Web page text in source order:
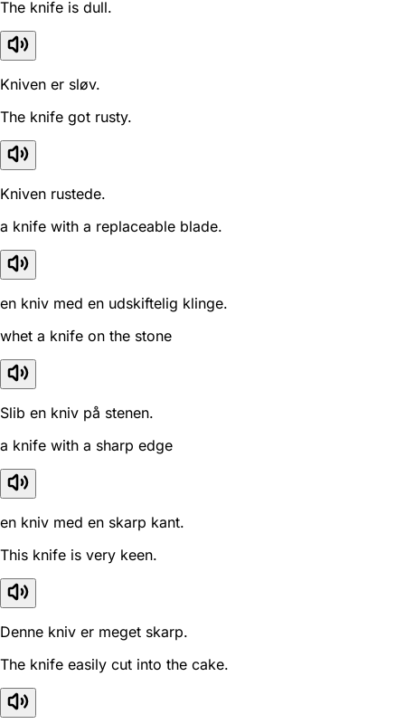
The knife is dull.
Kniven er sløv.
The knife got rusty.
Kniven rustede.
a knife with a replaceable blade.
en kniv med en udskiftelig klinge.
whet a knife on the stone
Slib en kniv på stenen.
a knife with a sharp edge
en kniv med en skarp kant.
This knife is very keen.
Denne kniv er meget skarp.
The knife easily cut into the cake.